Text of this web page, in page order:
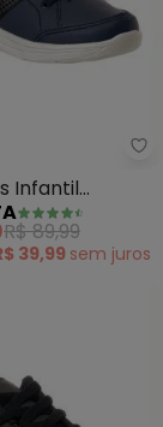
Infantil
Infantil
em Sintético
R$ 89,99
39,99 sem juros